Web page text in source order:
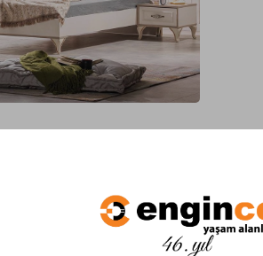
Yataklı Koltuk
Köşe Koltuk
Modern Köşe Koltuk
Ekonomik Köşe Koltuk